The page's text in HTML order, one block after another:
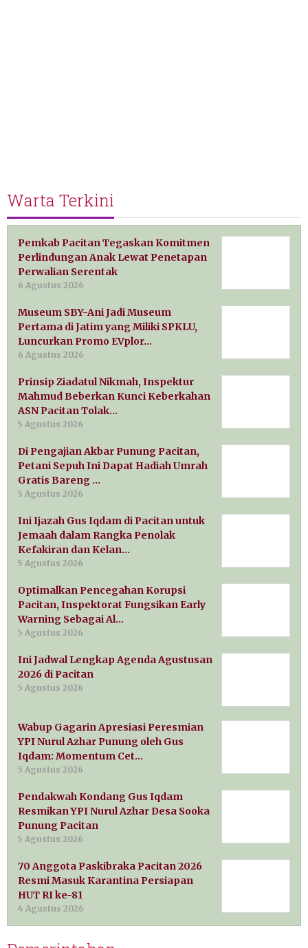
Warta Terkini
Pemkab Pacitan Tegaskan Komitmen
Perlindungan Anak Lewat Penetapan
Perwalian Serentak
6 Agustus 2026
Museum SBY-Ani Jadi Museum
Pertama di Jatim yang Miliki SPKLU,
Luncurkan Promo EVplor…
6 Agustus 2026
Prinsip Ziadatul Nikmah, Inspektur
Mahmud Beberkan Kunci Keberkahan
ASN Pacitan Tolak…
5 Agustus 2026
Di Pengajian Akbar Punung Pacitan,
Petani Sepuh Ini Dapat Hadiah Umrah
Gratis Bareng …
5 Agustus 2026
Ini Ijazah Gus Iqdam di Pacitan untuk
Jemaah dalam Rangka Penolak
Kefakiran dan Kelan…
5 Agustus 2026
Optimalkan Pencegahan Korupsi
Pacitan, Inspektorat Fungsikan Early
Warning Sebagai Al…
5 Agustus 2026
Ini Jadwal Lengkap Agenda Agustusan
2026 di Pacitan
5 Agustus 2026
Wabup Gagarin Apresiasi Peresmian
YPI Nurul Azhar Punung oleh Gus
Iqdam: Momentum Cet…
5 Agustus 2026
Pendakwah Kondang Gus Iqdam
Resmikan YPI Nurul Azhar Desa Sooka
Punung Pacitan
5 Agustus 2026
70 Anggota Paskibraka Pacitan 2026
Resmi Masuk Karantina Persiapan
HUT RI ke-81
4 Agustus 2026